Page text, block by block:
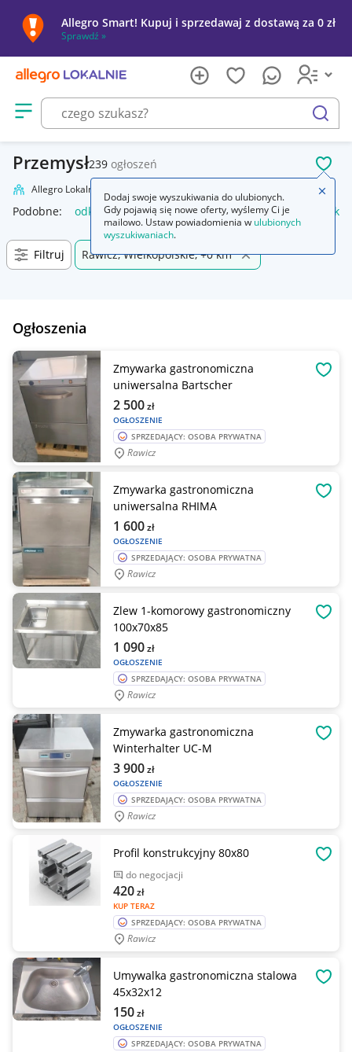
Allegro Smart! Kupuj i sprzedawaj z dostawą za 0 zł
Sprawdź »
Otwórz menu z kategoriami
szukaj
Przemysł239 ogłoszeń
Allegro Lokalnie
Podobne: odkurzacz przemysłowy przemysł drzewny
Filtruj Rawicz, Wielkopolskie, +0 km
Ogłoszenia
Zmywarka gastronomiczna
uniwersalna Bartscher
OGŁOSZENIE
2 500zł
SPRZEDAJĄCY: OSOBA PRYWATNA
Rawicz
Zmywarka gastronomiczna
uniwersalna RHIMA
OGŁOSZENIE
1 600zł
SPRZEDAJĄCY: OSOBA PRYWATNA
Rawicz
Zlew 1-komorowy gastronomiczny
100x70x85
OGŁOSZENIE
1 090zł
SPRZEDAJĄCY: OSOBA PRYWATNA
Rawicz
Zmywarka gastronomiczna
Winterhalter UC-M
OGŁOSZENIE
3 900zł
SPRZEDAJĄCY: OSOBA PRYWATNA
Rawicz
Profil konstrukcyjny 80x80
do negocjacji
KUP TERAZ
420zł
SPRZEDAJĄCY: OSOBA PRYWATNA
Rawicz
Umywalka gastronomiczna stalowa
45x32x12
OGŁOSZENIE
150zł
SPRZEDAJĄCY: OSOBA PRYWATNA
Dodaj swoje wyszukiwania do ulubionych.
Gdy pojawią się nowe oferty, wyślemy Ci je
mailowo. Ustaw powiadomienia w ulubionych
wyszukiwaniach.